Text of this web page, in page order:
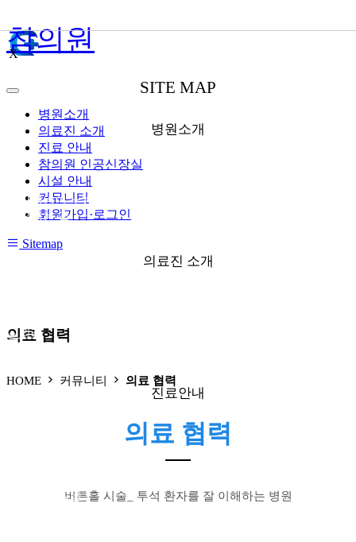
참의원
병원소개
의료진 소개
진료 안내
참의원 인공신장실
시설 안내
커뮤니티
회원가입·로그인
Sitemap
X
SITE MAP
병원소개
● 사단법인 누가 참의원
● 오시는 길
의료진 소개
● 외래
진료안내
● 증명서 발급
의료 협력
HOME 커뮤니티 의료 협력
의료 협력
버튼홀 시술_ 투석 환자를 잘 이해하는 병원